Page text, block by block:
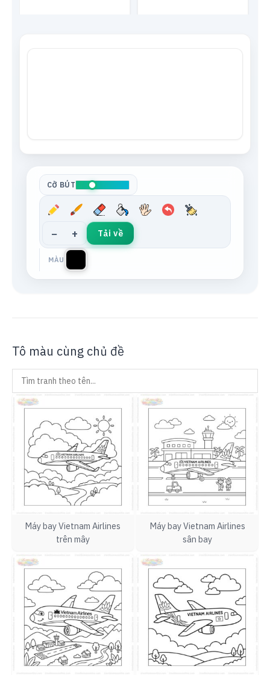
CỠ BÚT
− + Tải về
MÀU
Tô màu cùng chủ đề
Máy bay Vietnam Airlines
trên mây
Máy bay Vietnam Airlines
sân bay